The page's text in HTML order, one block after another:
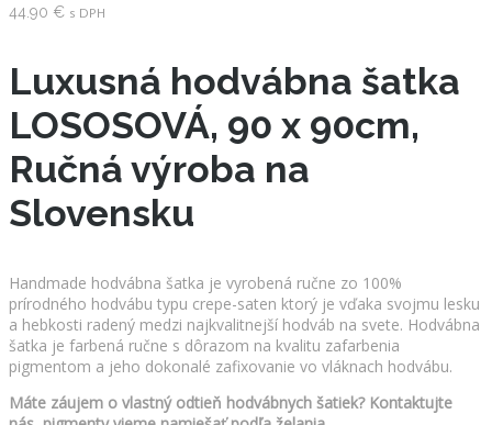
44.90 € s DPH
Luxusná hodvábna šatka
LOSOSOVÁ, 90 x 90cm,
Ručná výroba na
Slovensku
Handmade hodvábna šatka je vyrobená ručne zo 100%
prírodného hodvábu typu crepe-saten ktorý je vďaka svojmu lesku
a hebkosti radený medzi najkvalitnejší hodváb na svete. Hodvábna
šatka je farbená ručne s dôrazom na kvalitu zafarbenia
pigmentom a jeho dokonalé zafixovanie vo vláknach hodvábu.
Máte záujem o vlastný odtieň hodvábnych šatiek? Kontaktujte